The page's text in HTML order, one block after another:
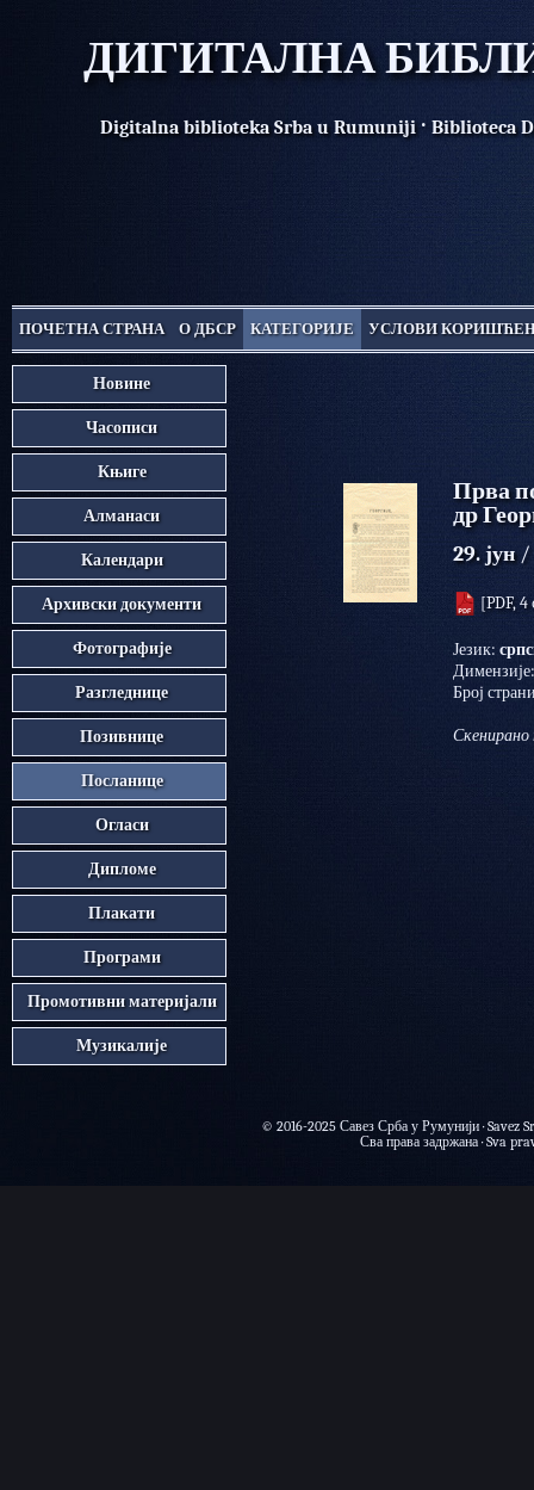
ДИГИТАЛНА
Digitalna biblioteka Srba u Rumuniji· Biblioteca
ПОЧЕТНА СТРАНА О ДБСР КАТЕГОРИЈЕ УСЛОВИ
Новине
Часописи
Књиге
Алманаси
Календари
Архивски документи
Фотографије
Разгледнице
Позивнице
Посланице
Огласи
Дипломе
Плакати
Програми
Промотивни материјали
Музикалије
Прва
др
29. јун/
[PDF, 4
Језик:
Број
Скенирано
© 2016-2025 Савез Срба у Румунији ·
Сва права задржана · Sva